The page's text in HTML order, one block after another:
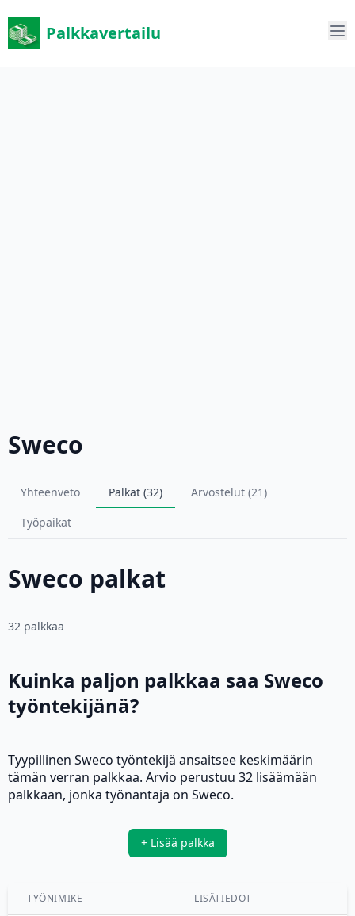
Palkkavertailu
Sweco
Yhteenveto Palkat (32)
Arvostelut (21)
Työpaikat
Sweco palkat
32 palkkaa
Kuinka paljon palkkaa saa Sweco
työntekijänä?
Tyypillinen Sweco työntekijä ansaitsee keskimäärin
tämän verran palkkaa. Arvio perustuu 32 lisäämään
palkkaan, jonka työnantaja on Sweco.
+ Lisää palkka
TYÖNIMIKE LISÄTIEDOT